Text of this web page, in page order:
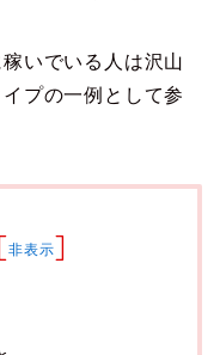
いでいる人は沢山
プの一例として参
非表示]